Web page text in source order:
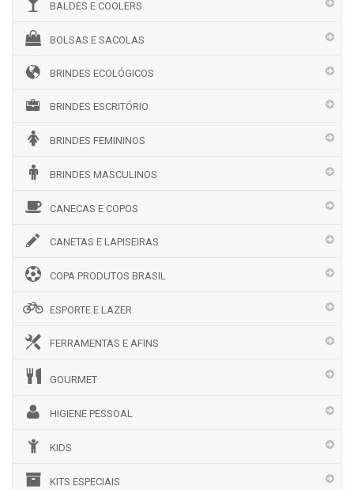
BALDES E COOLERS
BOLSAS E SACOLAS
BRINDES ECOLÓGICOS
BRINDES ESCRITÓRIO
BRINDES FEMININOS
BRINDES MASCULINOS
CANECAS E COPOS
CANETAS E LAPISEIRAS
COPA PRODUTOS BRASIL
ESPORTE E LAZER
FERRAMENTAS E AFINS
GOURMET
HIGIENE PESSOAL
KIDS
KITS ESPECIAIS